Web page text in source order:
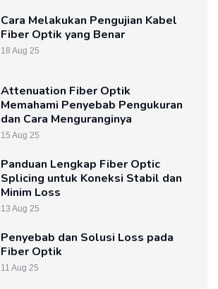
Cara Melakukan Pengujian Kabel
Fiber Optik yang Benar
18 Aug 25
Attenuation Fiber Optik
Memahami Penyebab Pengukuran
dan Cara Menguranginya
15 Aug 25
Panduan Lengkap Fiber Optic
Splicing untuk Koneksi Stabil dan
Minim Loss
13 Aug 25
Penyebab dan Solusi Loss pada
Fiber Optik
11 Aug 25